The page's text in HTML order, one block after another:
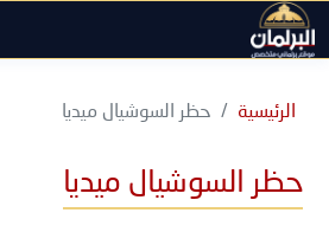
الرئيسية حظر السوشيال ميديا
حظر السوشيال ميديا